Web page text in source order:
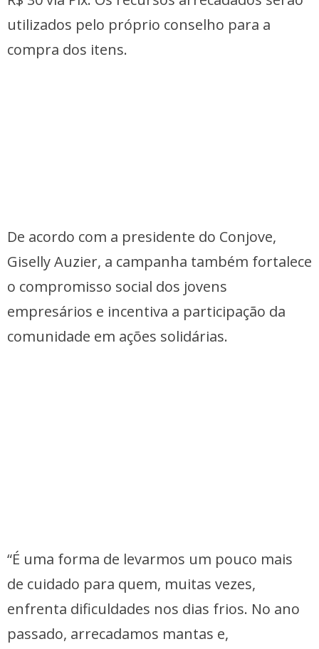
utilizados pelo próprio conselho para a
compra dos itens.
De acordo com a presidente do Conjove,
Giselly Auzier, a campanha também fortalece
o compromisso social dos jovens
empresários e incentiva a participação da
comunidade em ações solidárias.
“É uma forma de levarmos um pouco mais
de cuidado para quem, muitas vezes,
enfrenta dificuldades nos dias frios. No ano
passado, arrecadamos mantas e,